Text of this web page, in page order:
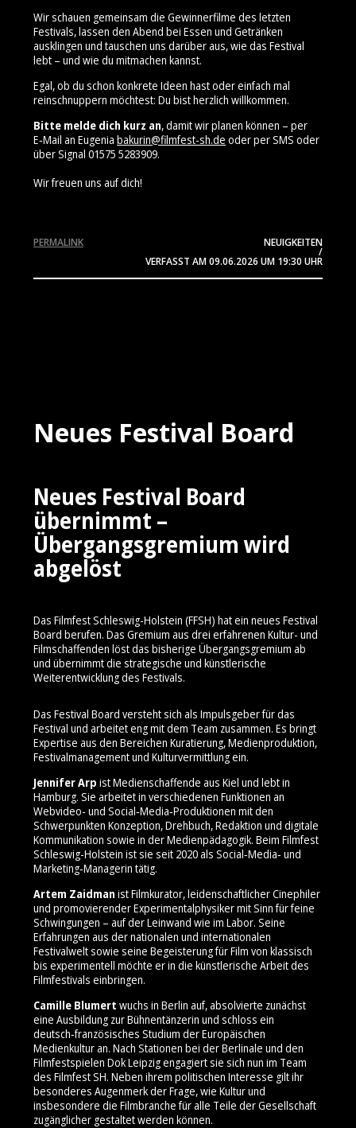
Wir schauen gemeinsam die Gewinnerfilme des letzten
Festivals, lassen den Abend bei Essen und Getränken
ausklingen und tauschen uns darüber aus, wie das Festival
lebt – und wie du mitmachen kannst.
Egal, ob du schon konkrete Ideen hast oder einfach mal
reinschnuppern möchtest: Du bist herzlich willkommen.
Bitte melde dich kurz an, damit wir planen können – per
E‑Mail an Eugenia bakurin@filmfest-sh.de oder per SMS oder
über Signal 01575 5283909⁩.
Wir freuen uns auf dich!
NEUIGKEITEN
/
VERFASST AM09.06.2026 UM 19:30 UHR
PERMALINK
Neues Festival Board
Neues Festival Board
übernimmt –
Übergangsgremium wird
abgelöst
Das Filmfest Schleswig-Holstein (FFSH) hat ein neues Festival
Board berufen. Das Gremium aus drei erfahrenen Kultur- und
Filmschaffenden löst das bisherige Übergangsgremium ab
und übernimmt die strategische und künstlerische
Weiterentwicklung des Festivals.
Das Festival Board versteht sich als Impulsgeber für das
Festival und arbeitet eng mit dem Team zusammen. Es bringt
Expertise aus den Bereichen Kuratierung, Medienproduktion,
Festivalmanagement und Kulturvermittlung ein.
Jennifer Arp ist Medienschaffende aus Kiel und lebt in
Hamburg. Sie arbeitet in verschiedenen Funktionen an
Webvideo- und Social‑Media‑Produktionen mit den
Schwerpunkten Konzeption, Drehbuch, Redaktion und digitale
Kommunikation sowie in der Medienpädagogik. Beim Filmfest
Schleswig-Holstein ist sie seit 2020 als Social‑Media‑ und
Marketing‑Managerin tätig.
Artem Zaidman ist Filmkurator, leidenschaftlicher Cinephiler
und promovierender Experimentalphysiker mit Sinn für feine
Schwingungen – auf der Leinwand wie im Labor. Seine
Erfahrungen aus der nationalen und internationalen
Festivalwelt sowie seine Begeisterung für Film von klassisch
bis experimentell möchte er in die künstlerische Arbeit des
Filmfestivals einbringen.
Camille Blumert wuchs in Berlin auf, absolvierte zunächst
eine Ausbildung zur Bühnentänzerin und schloss ein
deutsch‑französisches Studium der Europäischen
Medienkultur an. Nach Stationen bei der Berlinale und den
Filmfestspielen Dok Leipzig engagiert sie sich nun im Team
des Filmfest SH. Neben ihrem politischen Interesse gilt ihr
besonderes Augenmerk der Frage, wie Kultur und
insbesondere die Filmbranche für alle Teile der Gesellschaft
zugänglicher gestaltet werden können.